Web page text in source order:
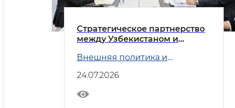
Стратегическое партнерство
между Узбекистаном и
Внешняя политика и
24.07.2026